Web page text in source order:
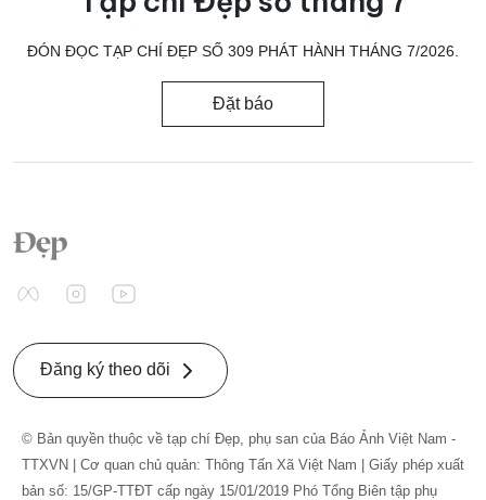
ĐÓN ĐỌC TẠP CHÍ ĐẸP SỐ 309 PHÁT HÀNH THÁNG 7/2026.
Đặt báo
Đăng ký theo dõi
© Bản quyền thuộc về tạp chí Đẹp, phụ san của Báo Ảnh Việt Nam -
TTXVN | Cơ quan chủ quản: Thông Tấn Xã Việt Nam | Giấy phép xuất
bản số: 15/GP-TTĐT cấp ngày 15/01/2019 Phó Tổng Biên tập phụ